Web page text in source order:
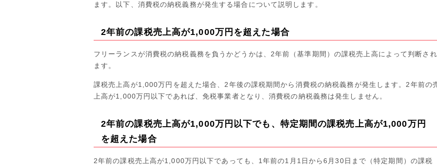
ます。以下、消費税の納税義務が発生する場合について説明します。
2年前の課税売上高が1,000万円を超えた場合
フリーランスが消費税の納税義務を負うかどうかは、2年前（基準期間）の課税売上高によって判断され
ます。
課税売上高が1,000万円を超えた場合、2年後の課税期間から消費税の納税義務が発生します。2年前の
上高が1,000万円以下であれば、免税事業者となり、消費税の納税義務は発生しません。
2年前の課税売上高が1,000万円以下でも、特定期間の課税売上高が1,000万円
を超えた場合
2年前の課税売上高が1,000万円以下であっても、1年前の1月1日から6月30日まで（特定期間）の課税